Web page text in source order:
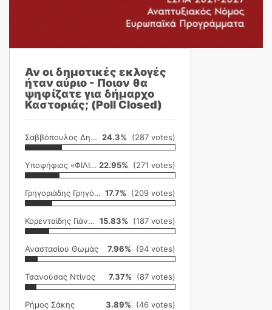
Αν οι δημοτικές εκλογές
ήταν αύριο - Ποιον θα
ψηφίζατε για δήμαρχο
Καστοριάς; (Poll Closed)
Σαββόπουλος Δημήτρης 24.3% (287 votes)
Υποψήφιος «ΦΙΛΙΚΗ ΕΤΑΙΡΕΙΑ» 22.95% (271 votes)
Γρηγοριάδης Γρηγόρης 17.7% (209 votes)
Κορεντσίδης Γιάννης 15.83% (187 votes)
Αναστασίου Θωμάς 7.96% (94 votes)
Τσανούσας Ντίνος 7.37% (87 votes)
Ρήμος Σάκης 3.89% (46 votes)